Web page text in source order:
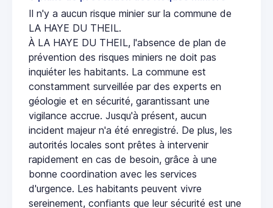
Il n'y a aucun risque minier sur la commune de
LA HAYE DU THEIL.
À LA HAYE DU THEIL, l'absence de plan de
prévention des risques miniers ne doit pas
inquiéter les habitants. La commune est
constamment surveillée par des experts en
géologie et en sécurité, garantissant une
vigilance accrue. Jusqu'à présent, aucun
incident majeur n'a été enregistré. De plus, les
autorités locales sont prêtes à intervenir
rapidement en cas de besoin, grâce à une
bonne coordination avec les services
d'urgence. Les habitants peuvent vivre
sereinement, confiants que leur sécurité est une